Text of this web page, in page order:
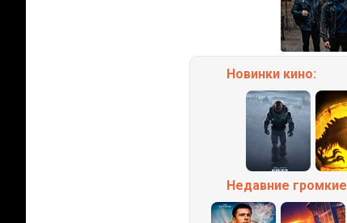
Новинки кино:
Недавние громкие